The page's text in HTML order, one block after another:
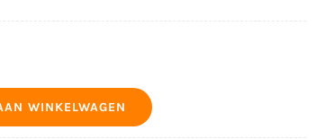
WINKELWAGEN